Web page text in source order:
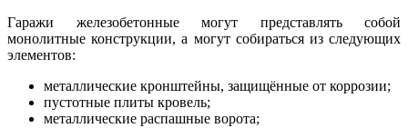
Гаражи железобетонные могут представлять собой
монолитные конструкции, а могут собираться из следующих
элементов:
металлические кронштейны, защищённые от коррозии;
пустотные плиты кровель;
металлические распашные ворота;